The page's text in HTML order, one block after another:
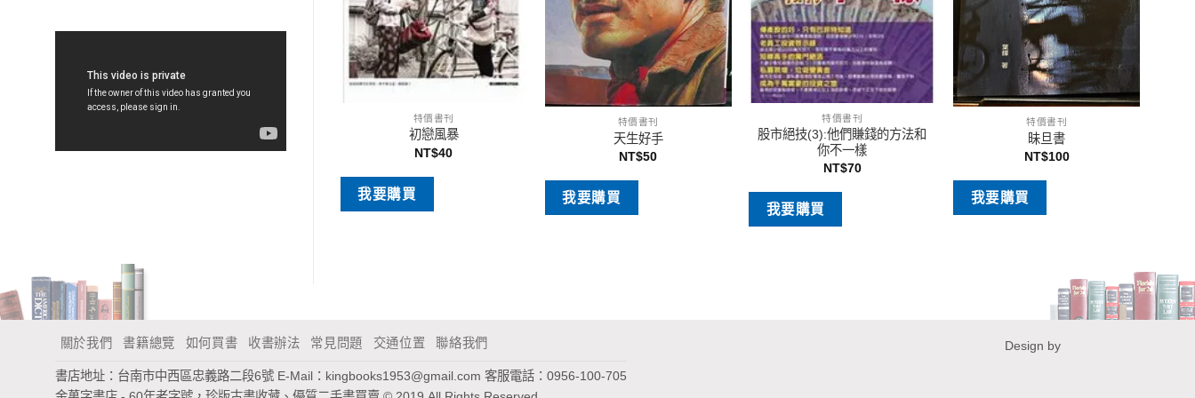
特價書刊
初戀風暴
NT$40
我要購買
特價書刊
天生好手
NT$50
我要購買
特價書刊
股市絕技(3):他們賺錢的方法和
你不一樣
NT$70
我要購買
特價書刊
昧旦書
NT$100
我要購買
Design by
關於我們 書籍總覽 如何買書 收書辦法 常見問題 交通位置 聯絡我們
書店地址：台南市中西區忠義路二段6號 E-Mail： kingbooks1953@gmail.com 客服電話：0956-100-705